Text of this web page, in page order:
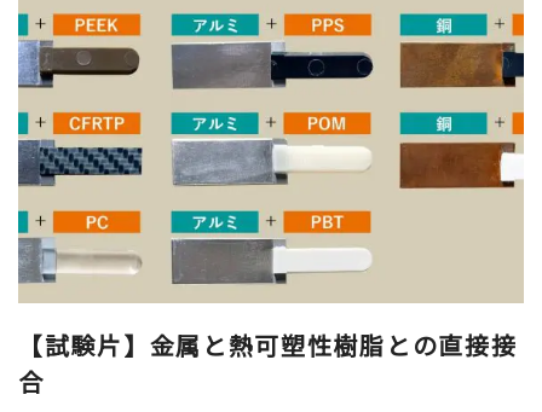
【試験片】金属と熱可塑性樹脂との直接接
合